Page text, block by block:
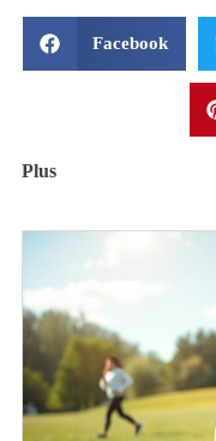
Facebook
Plus